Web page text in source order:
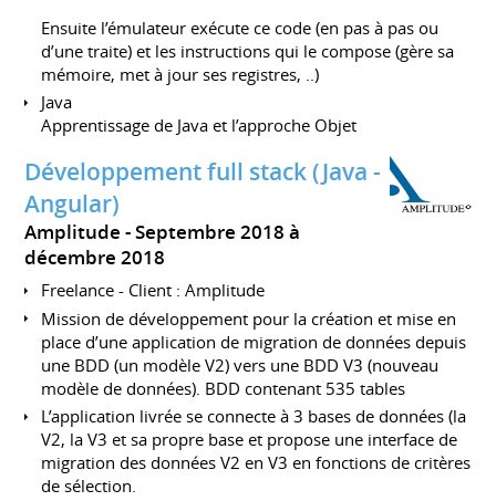
Ensuite l’émulateur exécute ce code (en pas à pas ou
d’une traite) et les instructions qui le compose (gère sa
mémoire, met à jour ses registres, ..)
Java
Apprentissage de Java et l’approche Objet
Développement full stack (Java -
Angular)
Amplitude
Septembre 2018 à
décembre 2018
Freelance - Client : Amplitude
Mission de développement pour la création et mise en
place d’une application de migration de données depuis
une BDD (un modèle V2) vers une BDD V3 (nouveau
modèle de données). BDD contenant 535 tables
L’application livrée se connecte à 3 bases de données (la
V2, la V3 et sa propre base et propose une interface de
migration des données V2 en V3 en fonctions de critères
de sélection.